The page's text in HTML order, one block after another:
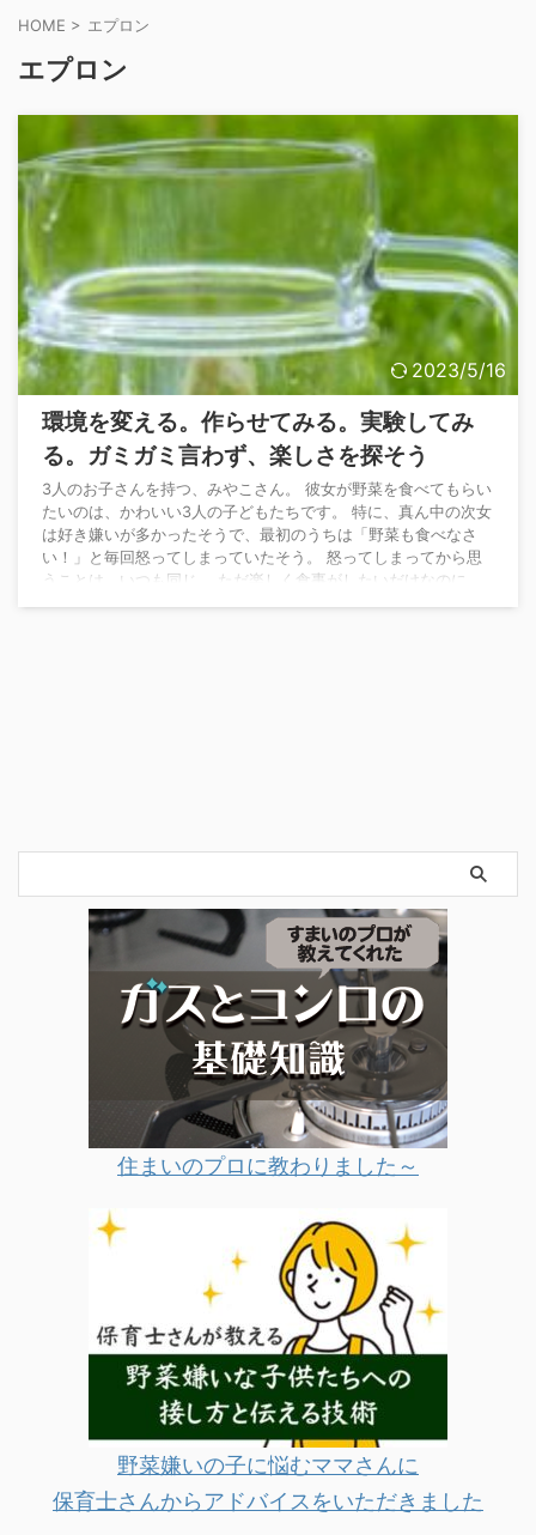
HOME > エプロン
エプロン
2023/5/16
環境を変える。作らせてみる。実験してみ
る。ガミガミ言わず、楽しさを探そう
3人のお子さんを持つ、みやこさん。 彼女が野菜を食べてもらい
たいのは、かわいい3人の子どもたちです。 特に、真ん中の次女
は好き嫌いが多かったそうで、最初のうちは「野菜も食べなさ
い！」と毎回怒ってしまっていたそう。 怒ってしまってから思
うことは、いつも同じ。 ただ楽しく食事がしたいだけなのに…
このままではいけない！と思い、一念発起。 調理法を工夫した
住まいのプロに教わりました～
野菜嫌いの子に悩むママさんに
保育士さんからアドバイスをいただきました